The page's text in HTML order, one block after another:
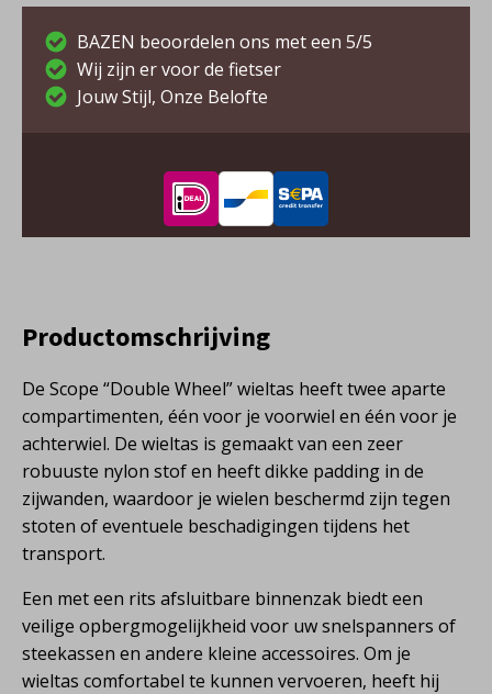
BAZEN beoordelen ons met een 5/5
Wij zijn er voor de fietser
Jouw Stijl, Onze Belofte
Productomschrijving
De Scope “Double Wheel” wieltas heeft twee aparte
compartimenten, één voor je voorwiel en één voor je
achterwiel. De wieltas is gemaakt van een zeer
robuuste nylon stof en heeft dikke padding in de
zijwanden, waardoor je wielen beschermd zijn tegen
stoten of eventuele beschadigingen tijdens het
transport.
Een met een rits afsluitbare binnenzak biedt een
veilige opbergmogelijkheid voor uw snelspanners of
steekassen en andere kleine accessoires. Om je
wieltas comfortabel te kunnen vervoeren, heeft hij